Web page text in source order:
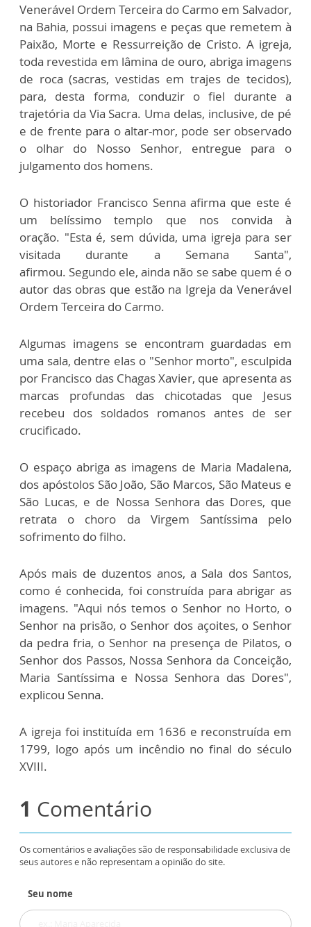
Venerável Ordem Terceira do Carmo em Salvador,
na Bahia, possui imagens e peças que remetem à
Paixão, Morte e Ressurreição de Cristo. A igreja,
toda revestida em lâmina de ouro, abriga imagens
de roca (sacras, vestidas em trajes de tecidos),
para, desta forma, conduzir o fiel durante a
trajetória da Via Sacra. Uma delas, inclusive, de pé
e de frente para o altar-mor, pode ser observado
o olhar do Nosso Senhor, entregue para o
julgamento dos homens.
O historiador Francisco Senna afirma que este é
um belíssimo templo que nos convida à
oração. "Esta é, sem dúvida, uma igreja para ser
visitada durante a Semana Santa",
afirmou. Segundo ele, ainda não se sabe quem é o
autor das obras que estão na Igreja da Venerável
Ordem Terceira do Carmo.
Algumas imagens se encontram guardadas em
uma sala, dentre elas o "Senhor morto", esculpida
por Francisco das Chagas Xavier, que apresenta as
marcas profundas das chicotadas que Jesus
recebeu dos soldados romanos antes de ser
crucificado.
O espaço abriga as imagens de Maria Madalena,
dos apóstolos São João, São Marcos, São Mateus e
São Lucas, e de Nossa Senhora das Dores, que
retrata o choro da Virgem Santíssima pelo
sofrimento do filho.
Após mais de duzentos anos, a Sala dos Santos,
como é conhecida, foi construída para abrigar as
imagens. "Aqui nós temos o Senhor no Horto, o
Senhor na prisão, o Senhor dos açoites, o Senhor
da pedra fria, o Senhor na presença de Pilatos, o
Senhor dos Passos, Nossa Senhora da Conceição,
Maria Santíssima e Nossa Senhora das Dores",
explicou Senna.
A igreja foi instituída em 1636 e reconstruída em
1799, logo após um incêndio no final do século
XVIII.
1 Comentário
Os comentários e avaliações são de responsabilidade exclusiva de
seus autores e não representam a opinião do site.
Seu nome